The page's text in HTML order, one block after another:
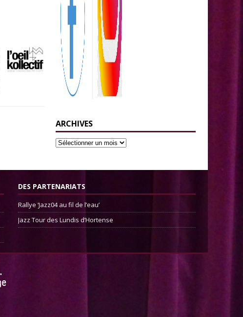
ARCHIVES
DES PARTENARIATS
Rallye ‘Jazz04 au fil de l’eau’
Jazz Tour des Lundis d’Hortense